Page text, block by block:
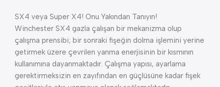
SX4 veya Super X4! Onu Yakından Tanıyın!
Winchester SX4 gazla çalışan bir mekanizma olup
çalışma prensibi; bir sonraki fişeğin dolma işlemini yerine
getirmek üzere çevrilen yanma enerjisinin bir kısmının
kullanımına dayanmaktadır. Çalışma yapısı, ayarlama
gerektirmeksizin en zayıfından en güçlüsüne kadar fişek